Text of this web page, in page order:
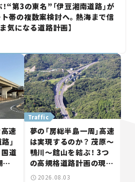
“第3の東名”「伊豆湘南道路」が
帯の複数案検討へ。熱海まで信
気になる道路計画】
速
」
道
。
Traffic
夢の「房総半島一周」高速
は実現するのか？ 茂原～
鴨川～館山を結ぶ！ 3つ
の高規格道路計画の現
状。「館山鴨川道路」で検
2026.08.03